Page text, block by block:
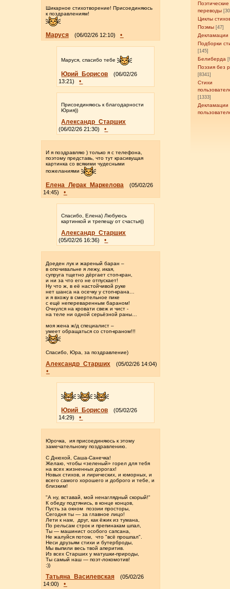
Поэтические
переводы
Циклы
Поэмы [47]
Декламации
Подборки
[145]
Белиберда
Поэзия без
[8341]
Стихи
[1333]
Декламации
Шикарное стихотворение! Присоединяюсь
к поздравлениям!
Маруся (06/02/26 12:10) •
Маруся, спасибо тебе
Юрий_Борисов
(06/02/26
13:21)
•
Присоединяюсь к благодарности
Юрия))
Александр_Старших
(06/02/26 21:30) •
И я поздравляю ) только я с телефона,
поэтому представь, что тут красивущая
картинка со всякими чудесными
пожеланиями
Елена_Лерак_Маркелова
(05/02/26
14:45)
•
Спасибо, Елена) Любуюсь
картинкой и трепещу от счастья))
Александр_Старших
(05/02/26 16:36) •
Доеден лук и жареный баран –
в опочивальне я лежу, икая,
супруга тщетно дёргает стоп-кран,
и ни за что его не отпускает!
Ну что ж, в её настойчивой руке
нет шанса на осечку у стоп-крана…
и я вхожу в смертельное пике
с ещё непереваренным бараном!
Очнулся на кровати свеж и чист -
на теле ни одной серьёзной раны…
моя жена ж/д специалист –
умеет обращаться со стоп-краном!!!
Спасибо, Юра, за поздравление)
Александр_Старших (05/02/26 14:04)
•
Юрий_Борисов
(05/02/26
14:29)
•
Юрочка, ия присоединяюсь к этому
замечательному поздравлению.
С Днюхой, Саша-Санечка!
Желаю, чтобы «зеленый» горел для тебя
на всех жизненных дорогах!
Новых стихов, и лирических, и юморных, и
всего самого хорошего и доброго и тебе, и
близким!
"А ну, вставай, мой ненаглядный скорый!"
К обеду подтянись, в конце концов,
Пусть за окном поэзии просторы,
Сегодня ты — за главное лицо!
Лети к нам, друг, как ёжик из тумана,
По рельсам строк и препинакам шпал,
Ты — машинист особого сапсана,
Не жалуйся потом, что "всё прошпал".
Неси друзьям стихи и бутерброды,
Мы выпили весь твой аперитив.
Из всех Старших у матушки-природы,
Ты самый наш — поэт-локомотив!
:))
Татьяна_Василевская
(05/02/26
14:00)
•